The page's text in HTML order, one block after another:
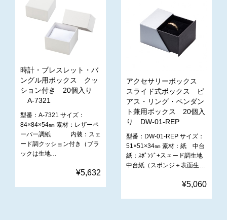
時計・ブレスレット・バ
ングル用ボックス クッ
ション付き 20個入り
A-7321
型番：A-7321 サイズ：
84×84×54㎜ 素材：レザーペ
ーパー調紙 内装：スェ
ード調クッション付き（ブラ
ックは生地…
¥5,632
アクセサリーボックス
スライド式ボックス ピ
アス・リング・ペンダン
ト兼用ボックス 20個入
り DW-01-REP
型番：DW-01-REP サイズ：
51×51×34㎜ 素材：紙 中台
紙：ｽﾎﾟﾝｼﾞ+スェード調生地
中台紙（スポンジ＋表面生…
¥5,060